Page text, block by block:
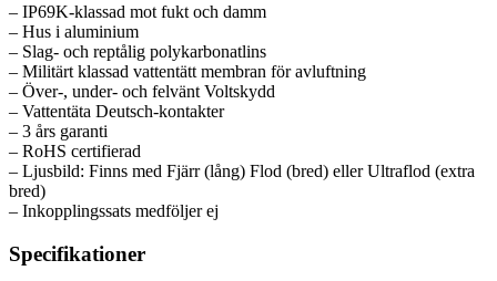
– IP69K-klassad mot fukt och damm
– Hus i aluminium
– Slag- och reptålig polykarbonatlins
– Militärt klassad vattentätt membran för avluftning
– Över-, under- och felvänt Voltskydd
– Vattentäta Deutsch-kontakter
– 3 års garanti
– RoHS certifierad
– Ljusbild: Finns med Fjärr (lång) Flod (bred) eller Ultraflod (extra
bred)
– Inkopplingssats medföljer ej
Specifikationer